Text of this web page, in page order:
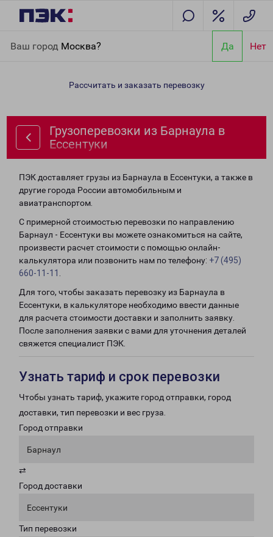
Ваш город Москва? Да Нет
Ессентуки
Рассчитать и заказать перевозку
Грузоперевозки из Барнаула в
Ессентуки
ПЭК доставляет грузы из Барнаула в Ессентуки, а также в
другие города России автомобильным и
авиатранспортом.
С примерной стоимостью перевозки по направлению
Барнаул - Ессентуки вы можете ознакомиться на сайте,
произвести расчет стоимости с помощью онлайн-
калькулятора или позвонить нам по телефону: +7 (495)
660-11-11
Для того, чтобы заказать перевозку из Барнаула в
Ессентуки, в калькуляторе необходимо ввести данные
для расчета стоимости доставки и заполнить заявку.
После заполнения заявки с вами для уточнения деталей
свяжется специалист ПЭК.
Узнать тариф и срок перевозки
Чтобы узнать тариф, укажите город отправки, город
доставки, тип перевозки и вес груза.
Город отправки
Барнаул
⇄
Город доставки
Ессентуки
Тип перевозки